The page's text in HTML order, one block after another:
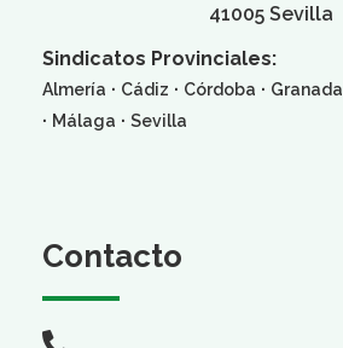
41005 Sevilla
Sindicatos Provinciales:
Almería · Cádiz · Córdoba · Granada
· Málaga · Sevilla
Contacto